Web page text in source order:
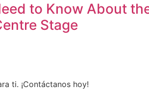
to Know About
Stage
ti. ¡Contáctanos hoy!